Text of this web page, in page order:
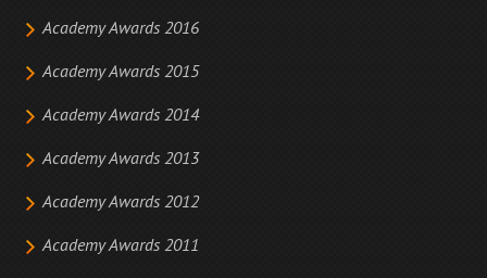
Academy Awards 2016
Academy Awards 2015
Academy Awards 2014
Academy Awards 2013
Academy Awards 2012
Academy Awards 2011